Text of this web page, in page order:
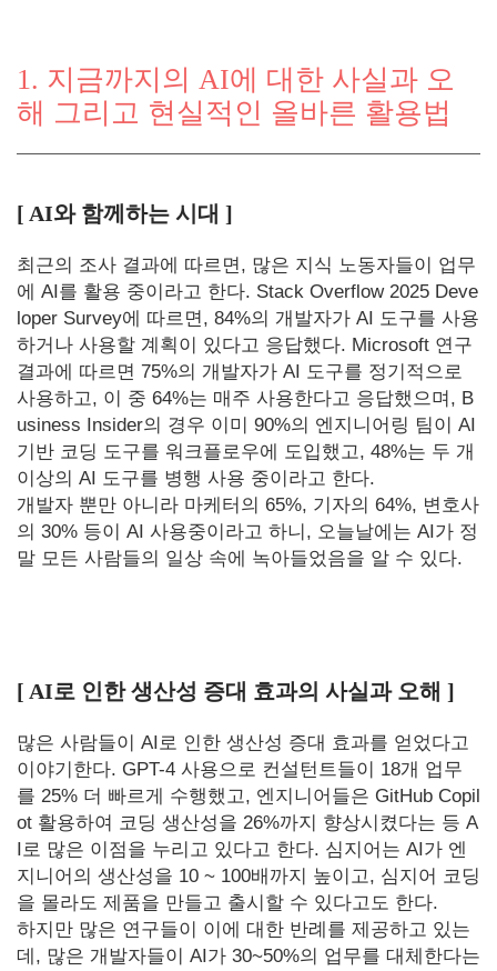
1. 지금까지의 AI에 대한 사실과 오
해 그리고 현실적인 올바른 활용법
[ AI와 함께하는 시대 ]
최근의 조사 결과에 따르면, 많은 지식 노동자들이 업무
에 AI를 활용 중이라고 한다. Stack Overflow 2025 Deve
loper Survey에 따르면, 84%의 개발자가 AI 도구를 사용
하거나 사용할 계획이 있다고 응답했다. Microsoft 연구
결과에 따르면 75%의 개발자가 AI 도구를 정기적으로
사용하고, 이 중 64%는 매주 사용한다고 응답했으며, B
usiness Insider의 경우 이미 90%의 엔지니어링 팀이 AI
기반 코딩 도구를 워크플로우에 도입했고, 48%는 두 개
이상의 AI 도구를 병행 사용 중이라고 한다.
개발자 뿐만 아니라 마케터의 65%, 기자의 64%, 변호사
의 30% 등이 AI 사용중이라고 하니, 오늘날에는 AI가 정
말 모든 사람들의 일상 속에 녹아들었음을 알 수 있다.
[ AI로 인한 생산성 증대 효과의 사실과 오해 ]
많은 사람들이 AI로 인한 생산성 증대 효과를 얻었다고
이야기한다. GPT-4 사용으로 컨설턴트들이 18개 업무
를 25% 더 빠르게 수행했고, 엔지니어들은 GitHub Copil
ot 활용하여 코딩 생산성을 26%까지 향상시켰다는 등 A
I로 많은 이점을 누리고 있다고 한다. 심지어는 AI가 엔
지니어의 생산성을 10 ~ 100배까지 높이고, 심지어 코딩
을 몰라도 제품을 만들고 출시할 수 있다고도 한다.
하지만 많은 연구들이 이에 대한 반례를 제공하고 있는
데, 많은 개발자들이 AI가 30~50%의 업무를 대체한다는